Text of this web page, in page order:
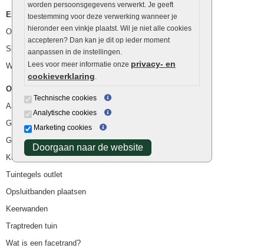
worden persoonsgegevens verwerkt. Je geeft
toestemming voor deze verwerking wanneer je
hieronder een vinkje plaatst. Wil je niet alle cookies
accepteren? Dan kan je dit op ieder moment
aanpassen in de instellingen.
Lees voor meer informatie onze privacy- en
cookieverklaring.
Technische cookies
Analytische cookies
Marketing cookies
Doorgaan naar de website
Extra benodigdheden
Ophoogzand
Siergrind en siersplit
Waterafvoer
Overig
Aanbiedingen
Goedkope bestrating
Goedkope tuintegels
Kunstgras
Tuintegels outlet
Opsluitbanden plaatsen
Keerwanden
Traptreden tuin
Wat is een facetrand?